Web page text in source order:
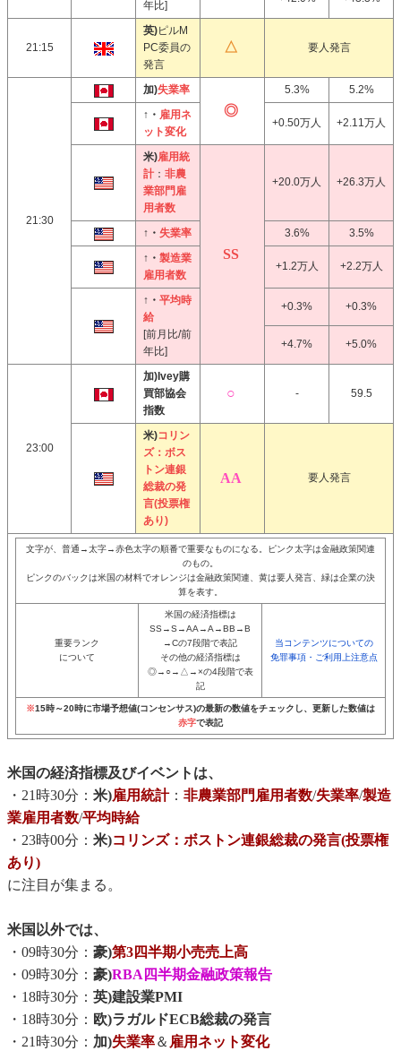
年比]
21:15
英)ピルM
PC委員の
発言
要人発言
21:30
加)失業率 5.3%
5.2%
↑・ 雇用ネ
ット変化
+0.50万人 +2.11万人
米)雇用統
計 ： 非農
業部門雇
用者数
+20.0万人 +26.3万人
↑・ 失業率 3.6%
3.5%
↑・ 製造業
雇用者数
+1.2万人 +2.2万人
↑・ 平均時
給
[前月比/前
年比]
+0.3% +0.3%
+4.7% +5.0%
23:00
加)Ivey購
買部協会
指数
- 59.5
米)コリン
ズ：ボス
トン連銀
総裁の発
言(投票権
あり)
要人発言
文字が、普通→太字→赤色太字の順番で重要なものになる。ピンク太字は金融政策関連
のもの。
ピンクのバックは米国の材料でオレンジは金融政策関連、黄は要人発言、緑は企業の決
算を表す。
重要ランク
について
米国の経済指標は
SS→S→AA→A→BB→B
→Cの7段階で表記
その他の経済指標は
◎→○→△→×の4段階で表
記
当コンテンツについての
免罪事項・ご利用上注意点
※15時～20時に市場予想値(コンセンサス)の最新の数値をチェックし、更新した数値は
赤字で表記
米国の経済指標及びイベントは、
・21時30分： 米)雇用統計： 非農業部門雇用者数/失業率/製造
業雇用者数/平均時給
・23時00分： 米)コリンズ：ボストン連銀総裁の発言(投票権
あり)
に注目が集まる。
米国以外では、
・09時30分： 豪)第3四半期小売売上高
・09時30分： 豪)RBA四半期金融政策報告
・18時30分： 英)建設業PMI
・18時30分： 欧)ラガルドECB総裁の発言
・21時30分： 加)失業率＆ 雇用ネット変化